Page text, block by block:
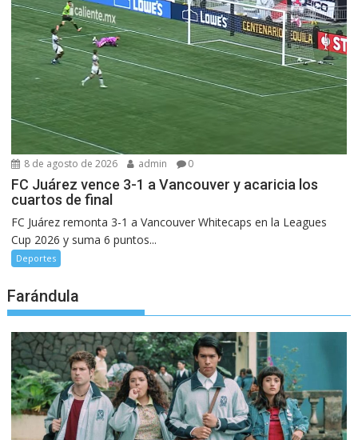
8 de agosto de 2026 admin 0
FC Juárez vence 3-1 a Vancouver y acaricia los
cuartos de final
FC Juárez remonta 3-1 a Vancouver Whitecaps en la Leagues
Cup 2026 y suma 6 puntos...
Deportes
Farándula